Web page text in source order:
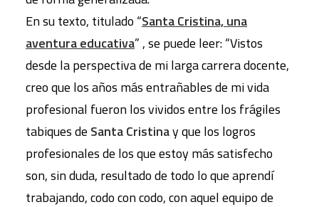
En su texto, titulado “Santa Cristina, una
aventura educativa” , se puede leer: “Vistos
desde la perspectiva de mi larga carrera docente,
creo que los años más entrañables de mi vida
profesional fueron los vividos entre los frágiles
tabiques de Santa Cristinay que los logros
profesionales de los que estoy más satisfecho
son, sin duda, resultado de todo lo que aprendí
trabajando, codo con codo, con aquel equipo de